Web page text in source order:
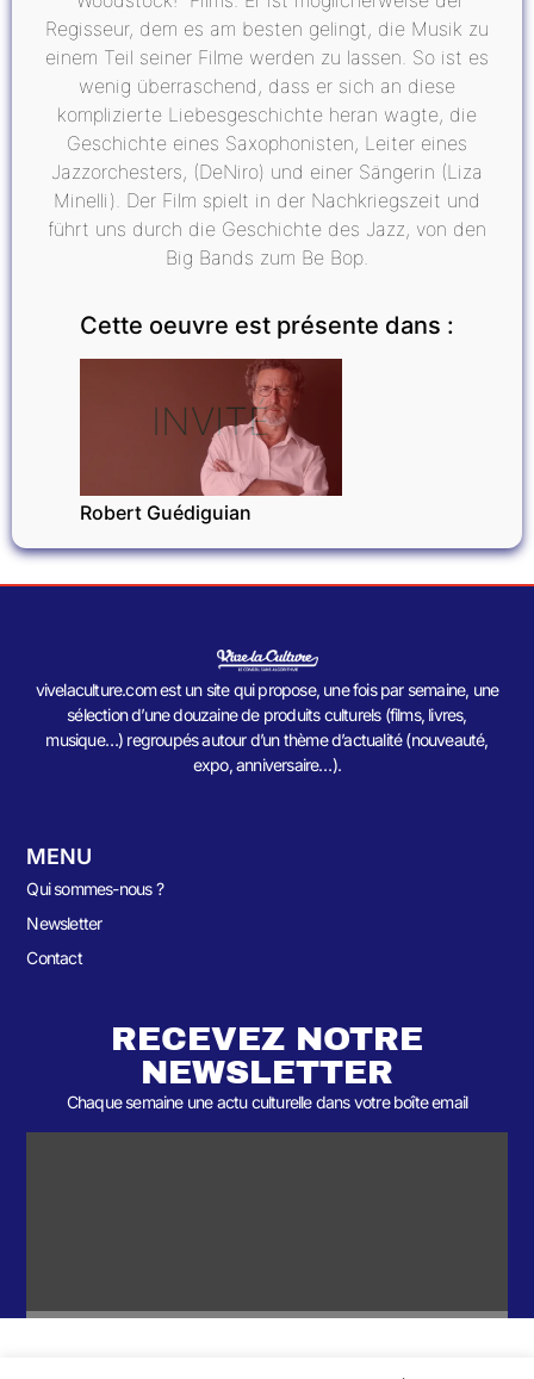
Regisseur, dem es am besten gelingt, die Musik zu
einem Teil seiner Filme werden zu lassen. So ist es
wenig überraschend, dass er sich an diese
komplizierte Liebesgeschichte heran wagte, die
Geschichte eines Saxophonisten, Leiter eines
Jazzorchesters, (DeNiro) und einer Sängerin (Liza
Minelli). Der Film spielt in der Nachkriegszeit und
führt uns durch die Geschichte des Jazz, von den
Big Bands zum Be Bop.
Cette oeuvre est présente dans :
INVITÉ
Robert Guédiguian
vivelaculture.com est un site qui propose, une fois par semaine, une
sélection d’une douzaine de produits culturels (films, livres,
musique…) regroupés autour d’un thème d’actualité (nouveauté,
expo, anniversaire…).
MENU
Qui sommes-nous ?
Newsletter
Contact
RECEVEZ NOTRE
NEWSLETTER
Chaque semaine une actu culturelle dans votre boîte email